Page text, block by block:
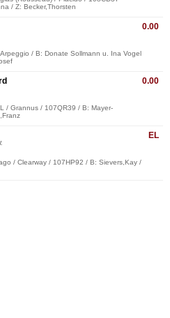
/ Z: Becker,Thorsten
0.00
/ B: Donate Sollmann u. Ina Vogel
0.00
/ Grannus / 107QR39 / B: Mayer-
EL
/ Clearway / 107HP92 / B: Sievers,Kay /